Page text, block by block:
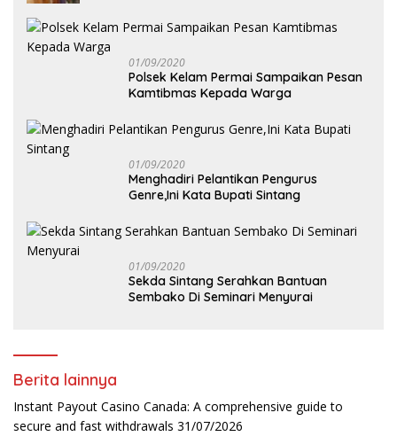
01/09/2020
Polsek Kelam Permai Sampaikan Pesan
Kamtibmas Kepada Warga
01/09/2020
Menghadiri Pelantikan Pengurus
Genre,Ini Kata Bupati Sintang
01/09/2020
Sekda Sintang Serahkan Bantuan
Sembako Di Seminari Menyurai
Berita lainnya
Instant Payout Casino Canada: A comprehensive guide to
secure and fast withdrawals 31/07/2026